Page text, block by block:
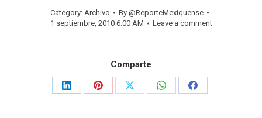
Category: Archivo By @ReporteMexiquense
1 septiembre, 2010 6:00 AM
Leave a comment
Comparte
Share
Share
Share
Share
Share